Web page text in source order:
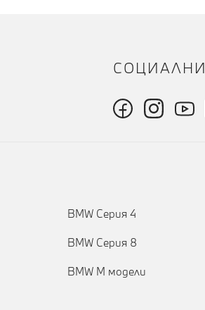
СОЦИАЛНИ
BMW Серия 4
BMW Серия 8
BMW M модели